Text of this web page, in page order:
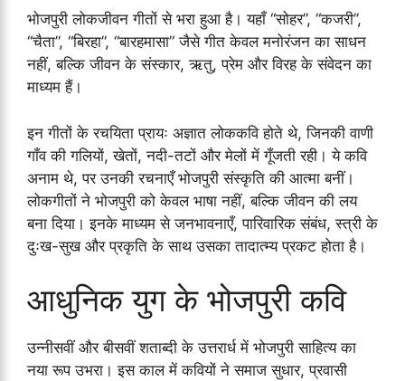
भोजपुरी लोकजीवन गीतों से भरा हुआ है। यहाँ “सोहर”, “कजरी”,
“चैता”, “बिरहा”, “बारहमासा” जैसे गीत केवल मनोरंजन का साधन
नहीं, बल्कि जीवन के संस्कार, ऋतु, प्रेम और विरह के संवेदन का
माध्यम हैं।
इन गीतों के रचयिता प्रायः अज्ञात लोककवि होते थे, जिनकी वाणी
गाँव की गलियों, खेतों, नदी-तटों और मेलों में गूँजती रही। ये कवि
अनाम थे, पर उनकी रचनाएँ भोजपुरी संस्कृति की आत्मा बनीं।
लोकगीतों ने भोजपुरी को केवल भाषा नहीं, बल्कि जीवन की लय
बना दिया। इनके माध्यम से जनभावनाएँ, पारिवारिक संबंध, स्त्री के
दुःख-सुख और प्रकृति के साथ उसका तादात्म्य प्रकट होता है।
आधुनिक युग के भोजपुरी कवि
उन्नीसवीं और बीसवीं शताब्दी के उत्तरार्ध में भोजपुरी साहित्य का
नया रूप उभरा। इस काल में कवियों ने समाज सुधार, प्रवासी